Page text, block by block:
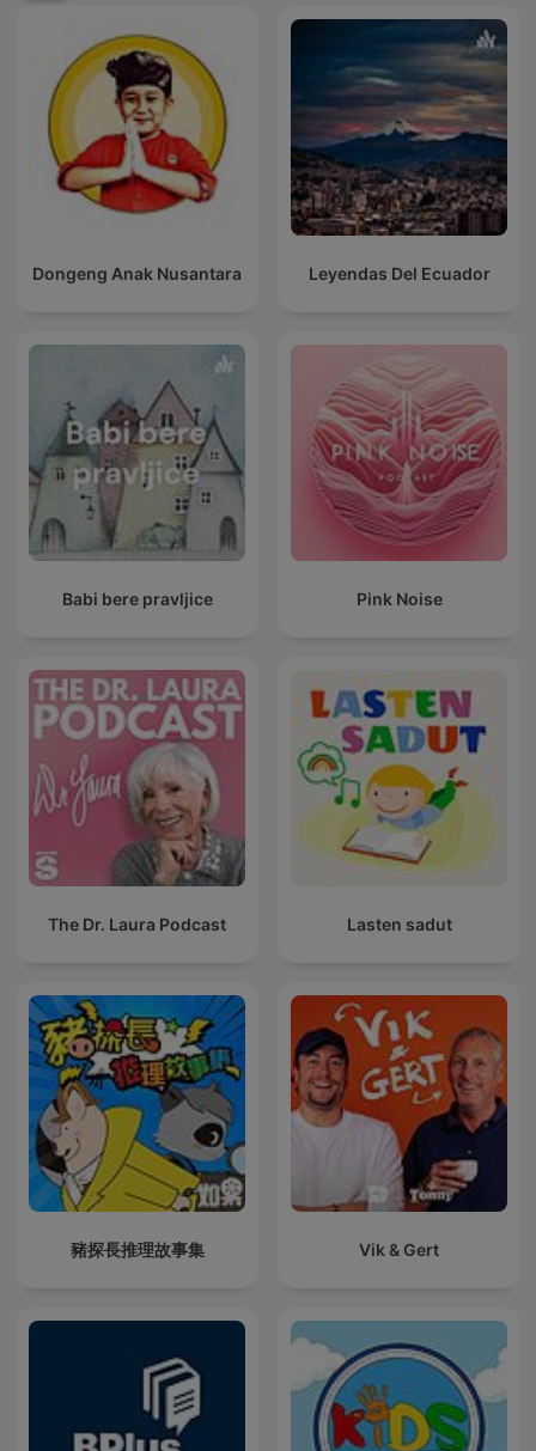
Dongeng Anak Nusantara Leyendas Del Ecuador
Babi bere pravljice Pink Noise
The Dr. Laura Podcast Lasten sadut
豬探長推理故事集 Vik & Gert